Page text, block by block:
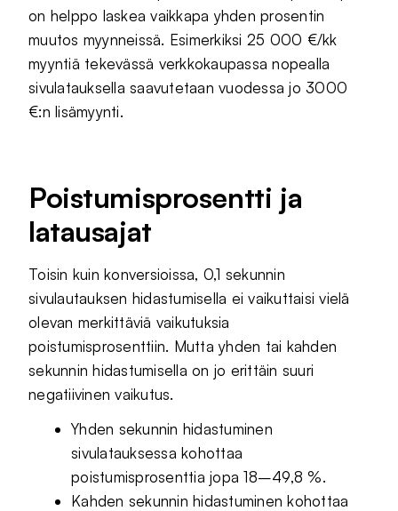
on helppo laskea vaikkapa yhden prosentin
muutos myynneissä. Esimerkiksi 25 000 €/kk
myyntiä tekevässä verkkokaupassa nopealla
sivulatauksella saavutetaan vuodessa jo 3000
€:n lisämyynti.
Poistumisprosentti ja
latausajat
Toisin kuin konversioissa, 0,1 sekunnin
sivulautauksen hidastumisella ei vaikuttaisi vielä
olevan merkittäviä vaikutuksia
poistumisprosenttiin. Mutta yhden tai kahden
sekunnin hidastumisella on jo erittäin suuri
negatiivinen vaikutus.
Yhden sekunnin hidastuminen
sivulatauksessa kohottaa
poistumisprosenttia jopa 18–49,8 %.
Kahden sekunnin hidastuminen kohottaa